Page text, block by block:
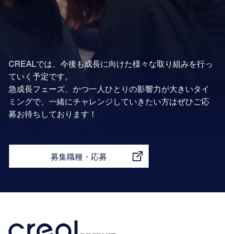
CREALでは、今後も成長に向けた様々な取り組みを行っ
ていく予定です。
急成長フェーズ、かつ一人ひとりの影響力が大きいタイ
ミングで、一緒にチャレンジしていきたい方はぜひご応
募お待ちしております！
募集職種・応募